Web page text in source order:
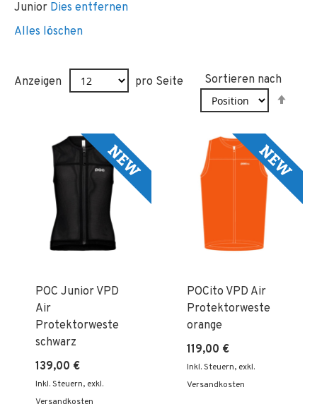
Anzeigen pro Seite
Sortieren nach
POC Junior VPD
Air
Protektorweste
schwarz
139,00 €
Inkl. Steuern, exkl.
Versandkosten
POCito VPD Air
Protektorweste
orange
119,00 €
Inkl. Steuern, exkl.
Versandkosten
Junior Dies entfernen
Alles löschen